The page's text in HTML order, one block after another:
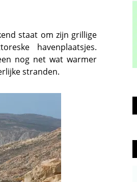
staat om zijn grillige
havenplaatsjes.
nog net wat warmer
stranden.